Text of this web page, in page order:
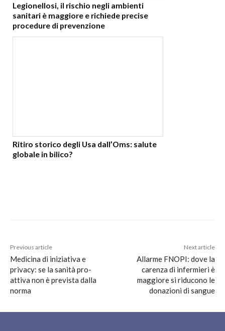
Legionellosi, il rischio negli ambienti
sanitari è maggiore e richiede precise
procedure di prevenzione
Ritiro storico degli Usa dall’Oms: salute
globale in bilico?
Previous article
Medicina di iniziativa e
privacy: se la sanità pro-
attiva non è prevista dalla
norma
Next article
Allarme FNOPI: dove la
carenza di infermieri è
maggiore si riducono le
donazioni di sangue